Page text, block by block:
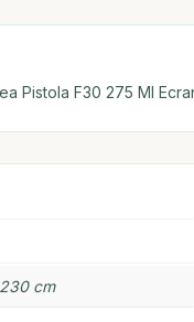
Pistola F30 275 Ml
cm